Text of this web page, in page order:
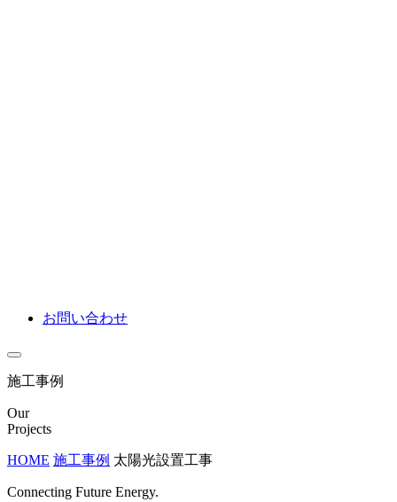
お問い合わせ
施工事例
Our
Projects
HOME 施工事例 太陽光設置工事
Connecting Future Energy.